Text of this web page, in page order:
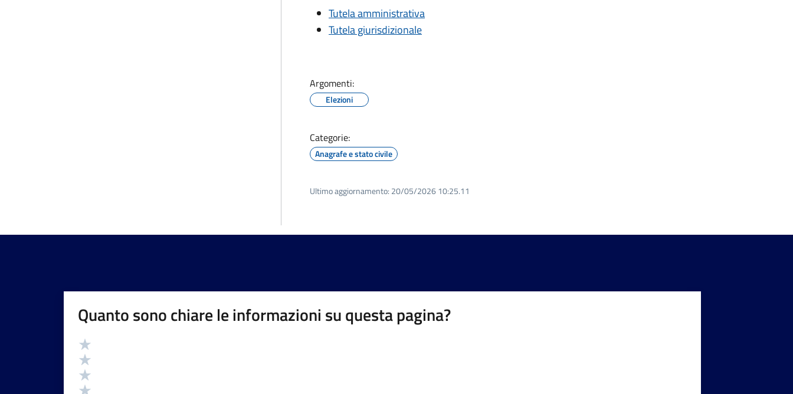
Tutela amministrativa
Tutela giurisdizionale
Argomenti:
Elezioni
Categorie:
Anagrafe e stato civile
Ultimo aggiornamento: 20/05/2026 10:25.11
Quanto sono chiare le informazioni su questa pagina?
Valutazione